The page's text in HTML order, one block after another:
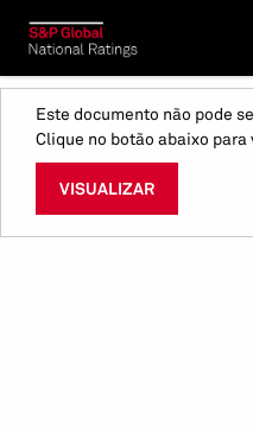
Este documento não pode
Clique no botão abaixo
VISUALIZAR